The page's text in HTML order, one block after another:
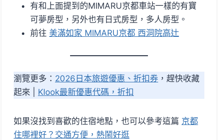
有和上面提到的MIMARU京都車站一樣的有寶
可夢房型，另外也有日式房型，多人房型。
前往 美滿如家 MIMARU京都 西洞院高辻
瀏覽更多： 2026日本旅遊優惠、折扣券 ，趕快收藏
起來 | Klook最新優惠代碼，折扣
如果沒找到喜歡的住宿地點，也可以參考這篇 京都
住哪裡好？交通方便，熱鬧好逛